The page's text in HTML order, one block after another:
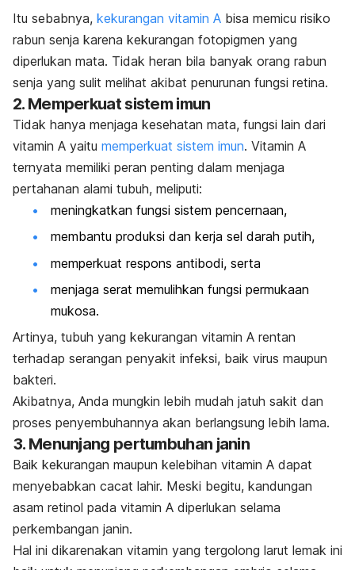
Itu sebabnya, kekurangan vitamin A bisa memicu risiko
rabun senja karena kekurangan fotopigmen yang
diperlukan mata. Tidak heran bila banyak orang rabun
senja yang sulit melihat akibat penurunan fungsi retina.
2. Memperkuat sistem imun
Tidak hanya menjaga kesehatan mata, fungsi lain dari
vitamin A yaitu memperkuat sistem imun. Vitamin A
ternyata memiliki peran penting dalam menjaga
pertahanan alami tubuh, meliputi:
meningkatkan fungsi sistem pencernaan,
membantu produksi dan kerja sel darah putih,
memperkuat respons antibodi, serta
menjaga serat memulihkan fungsi permukaan
mukosa.
Artinya, tubuh yang kekurangan vitamin A rentan
terhadap serangan penyakit infeksi, baik virus maupun
bakteri.
Akibatnya, Anda mungkin lebih mudah jatuh sakit dan
proses penyembuhannya akan berlangsung lebih lama.
3. Menunjang pertumbuhan janin
Baik kekurangan maupun kelebihan vitamin A dapat
menyebabkan cacat lahir. Meski begitu, kandungan
asam retinol pada vitamin A diperlukan selama
perkembangan janin.
Hal ini dikarenakan vitamin yang tergolong larut lemak ini